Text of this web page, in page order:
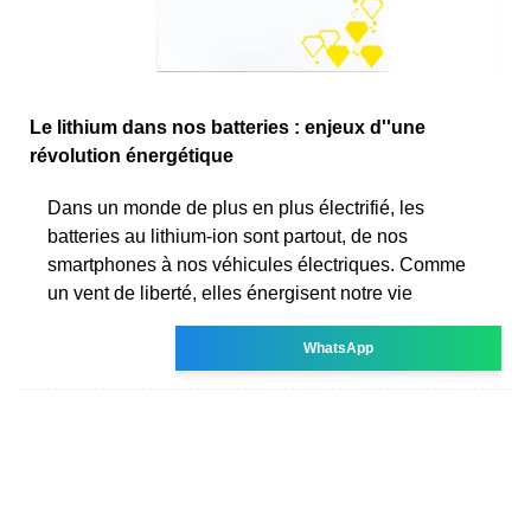
Le lithium dans nos batteries : enjeux d''une
révolution énergétique
Dans un monde de plus en plus électrifié, les
batteries au lithium-ion sont partout, de nos
smartphones à nos véhicules électriques. Comme
un vent de liberté, elles énergisent notre vie
WhatsApp